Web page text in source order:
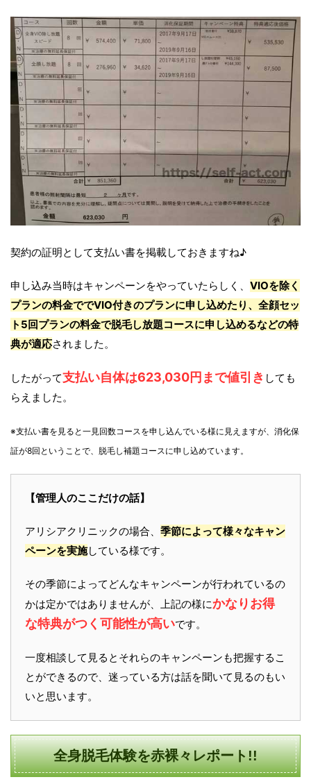
契約の証明として支払い書を掲載しておきますね♪
申し込み当時はキャンペーンをやっていたらしく、 VIOを除く
プランの料金ででVIO付きのプランに申し込めたり、全顔セッ
ト5回プランの料金で脱毛し放題コースに申し込めるなどの特
典が適応されました。
したがって支払い自体は623,030円まで値引き しても
らえました。
※支払い書を見ると一見回数コースを申し込んでいる様に見えますが、消化保
証が8回ということで、脱毛し補題コースに申し込めています。
【管理人のここだけの話】
アリシアクリニックの場合、 季節によって様々なキャン
ペーンを実施している様です。
その季節によってどんなキャンペーンが行われているの
かは定かではありませんが、上記の様にかなりお得
な特典がつく可能性が高いです。
一度相談して見るとそれらのキャンペーンも把握するこ
とができるので、迷っている方は話を聞いて見るのもい
いと思います。
全身脱毛体験を赤裸々レポート!!